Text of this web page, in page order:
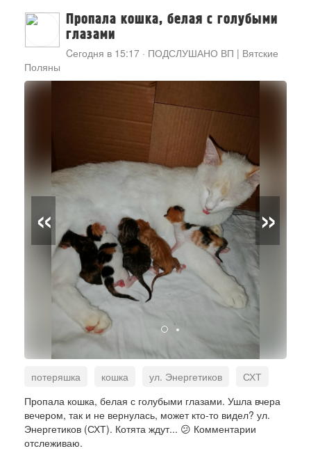
Пропала кошка, белая с голубыми
глазами
Cегодня в 15:17 · ПОДСЛУШАНО ВП | Вятские
Поляны
« »
потеряшка кошка ул. Энергетиков
СХТ
Пропала кошка, белая с голубыми глазами. Ушла вчера
вечером, так и не вернулась, может кто-то видел? ул.
Энергетиков (СХТ). Котята ждут... 😕 Комментарии
отслеживаю.